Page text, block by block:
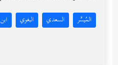
المُيسَّر السعدي البغوي